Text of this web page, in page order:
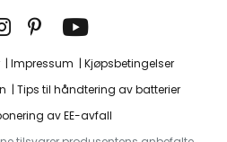
Impressum
Kjøpsbetingelser
Tips til håndtering av batterier
av EE-avfall